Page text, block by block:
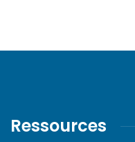
Ressources